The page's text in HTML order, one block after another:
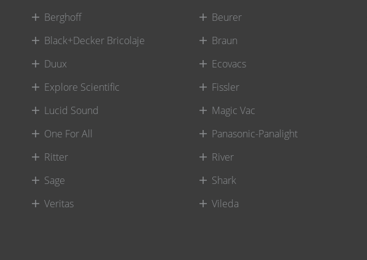
Berghoff
Beurer
Black+Decker Bricolaje
Braun
Duux
Ecovacs
Explore Scientific
Fissler
Lucid Sound
Magic Vac
One For All
Panasonic-Panalight
Ritter
River
Sage
Shark
Veritas
Vileda